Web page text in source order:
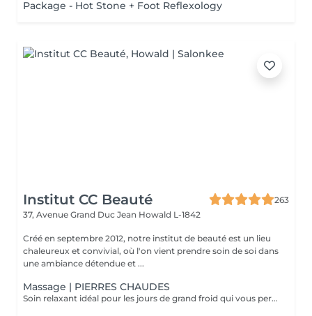
Package - Hot Stone + Foot Reflexology
Institut CC Beauté
263
37, Avenue Grand Duc Jean Howald L-1842
Créé en septembre 2012, notre institut de beauté est un lieu
chaleureux et convivial, où l'on vient prendre soin de soi dans
une ambiance détendue et ...
Massage | PIERRES CHAUDES
Soin relaxant idéal pour les jours de grand froid qui vous permettra de plonger dans un univers de détente absolu. La chaleur soulage les tensions et atténue les douleurs en décontractant les muscles fatigués. Les fonctions énergétiques du corps sont ré-harmonisés par les pierres chaudes. C'est un excellent détoxifiant